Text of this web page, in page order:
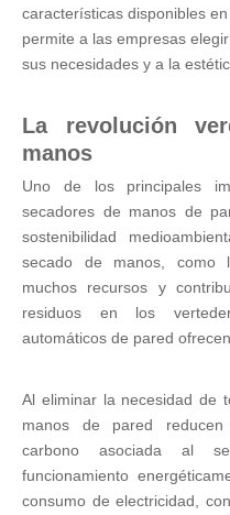
características disponibles
permite a las empresas
sus necesidades y a la
La revolución
manos
Uno de los principales
secadores de manos de
sostenibilidad
secado de manos, como
muchos recursos y
residuos en los
automáticos de pared
Al eliminar la necesidad de
manos de pared
carbono asociada al
funcionamiento
consumo de electricidad,